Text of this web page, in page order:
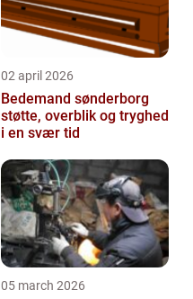
02 april 2026
Bedemand sønderborg
støtte, overblik og tryghed
i en svær tid
05 march 2026